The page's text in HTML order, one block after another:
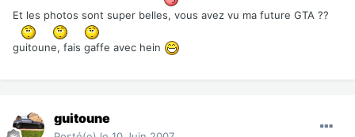
Et les photos sont super belles, vous avez vu ma future GTA ??
guitoune, fais gaffe avec hein
guitoune